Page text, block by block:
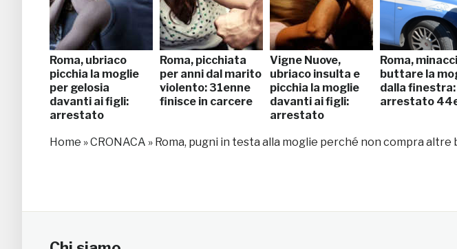
Roma, ubriaco
picchia la moglie
per gelosia
davanti ai figli:
arrestato
Roma, picchiata
per anni dal marito
violento: 31enne
finisce in carcere
Vigne Nuove,
ubriaco insulta e
picchia la moglie
davanti ai figli:
arrestato
Roma,
buttare la
dalla finestra:
arrestato
Home »CRONACA » Roma, pugni in testa alla moglie perché non compra